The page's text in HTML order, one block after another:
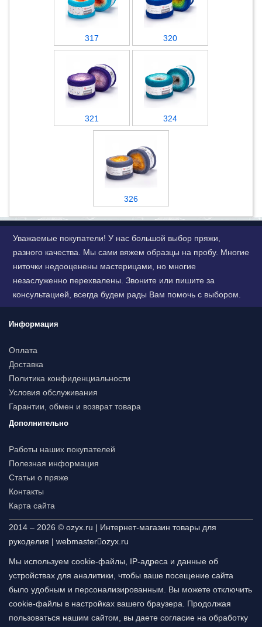
317 320
321 324
326
Уважаемые покупатели! У нас большой выбор пряжи,
разного качества. Мы сами вяжем образцы на пробу. Многие
ниточки недооценены мастерицами, но многие
незаслуженно перехвалены. Звоните или пишите за
консультацией, всегда будем рады Вам помочь с выбором.
Информация
Оплата
Доставка
Политика конфиденциальности
Условия обслуживания
Гарантии, обмен и возврат товара
Дополнительно
Работы наших покупателей
Полезная информация
Статьи о пряже
Контакты
Карта сайта
2014 – 2026 © ozyx.ru | Интернет-магазин товары для
рукоделия | webmaster ozyx.ru
Мы используем cookie-файлы, IP-адреса и данные об
устройствах для аналитики, чтобы ваше посещение сайта
было удобным и персонализированным. Вы можете отключить
cookie-файлы в настройках вашего браузера. Продолжая
пользоваться нашим сайтом, вы даете согласие на обработку